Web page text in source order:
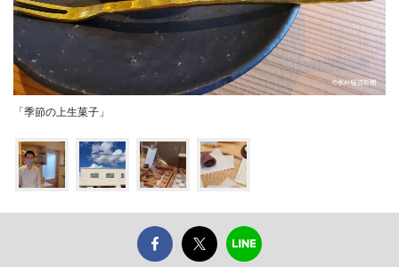
「季節の上生菓子」